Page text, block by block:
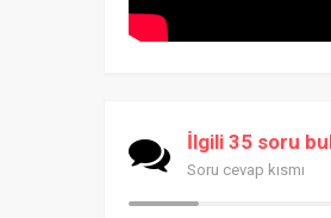
İlgili 35 soru
Soru cevap kısmı